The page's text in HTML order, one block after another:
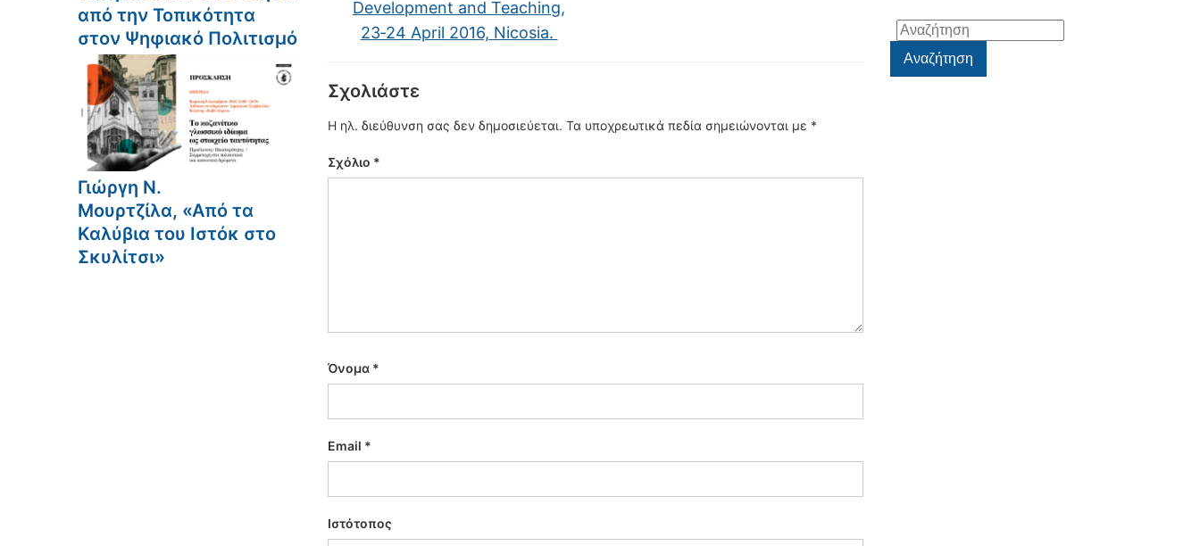
από την Τοπικότητα
στον Ψηφιακό Πολιτισμό
Γιώργη Ν.
Μουρτζίλα, «Από τα
Καλύβια του Ιστόκ στο
Σκυλίτσι»
Development and Teaching,
23‐24 April 2016, Nicosia.
Σχολιάστε
Η ηλ. διεύθυνση σας δεν δημοσιεύεται. Τα υποχρεωτικά πεδία σημειώνονται με *
Σχόλιο *
Όνομα *
Email *
Ιστότοπος
Αναζήτηση
για:Αναζήτηση